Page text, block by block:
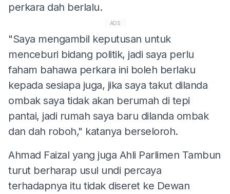
perkara dah berlalu.
ADS
"Saya mengambil keputusan untuk
menceburi bidang politik, jadi saya perlu
faham bahawa perkara ini boleh berlaku
kepada sesiapa juga, jika saya takut dilanda
ombak saya tidak akan berumah di tepi
pantai, jadi rumah saya baru dilanda ombak
dan dah roboh," katanya berseloroh.
Ahmad Faizal yang juga Ahli Parlimen Tambun
turut berharap usul undi percaya
terhadapnya itu tidak diseret ke Dewan